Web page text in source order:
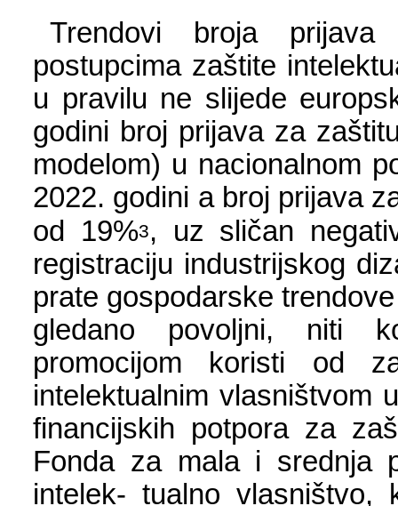
Trendovi broja
postupcima zaštite
u pravilu ne slijede
godini broj prijava za
modelom) u nacionalnom
2022. godini a broj prijava
od 19%3, uz sličan
registraciju industrijskog
prate gospodarske
gledano povoljni, niti
promocijom koristi od
intelektualnim vlasništvom
financijskih potpora za
Fonda za mala i srednja
intelek- tualno